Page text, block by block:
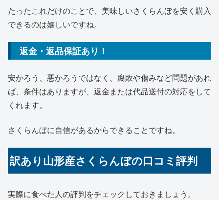
たったこれだけのことで、美味しいさくらんぼを安く購入
できるのは嬉しいですね。
返金・返品保証あり！
安かろう、悪かろうではなく、腐敗や傷みなど問題があれ
ば、条件はありますが、返金または代品送付の対応をして
くれます。
さくらんぼに自信があるからできることですね。
訳あり山形産さくらんぼの口コミ評判
実際に食べた人の評判をチェックしておきましょう。